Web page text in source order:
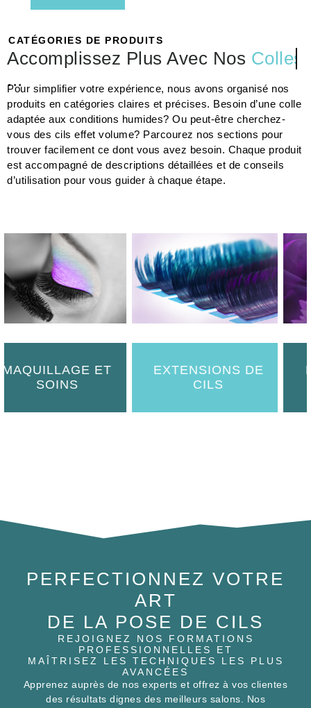
CATÉGORIES DE PRODUITS
Accomplissez Plus Avec Nos Colles
...
Pour simplifier votre expérience, nous avons organisé nos
produits en catégories claires et précises. Besoin d’une colle
adaptée aux conditions humides? Ou peut-être cherchez-
vous des cils effet volume? Parcourez nos sections pour
trouver facilement ce dont vous avez besoin. Chaque produit
est accompagné de descriptions détaillées et de conseils
d’utilisation pour vous guider à chaque étape.
ART
DE LA POSE DE CILS
REJOIGNEZ NOS FORMATIONS
PROFESSIONNELLES ET
MAÎTRISEZ LES TECHNIQUES LES PLUS
AVANCÉES
Apprenez auprès de nos experts et offrez à vos clientes
des résultats dignes des meilleurs salons. Nos
formations sont conçues pour tous les niveaux, du